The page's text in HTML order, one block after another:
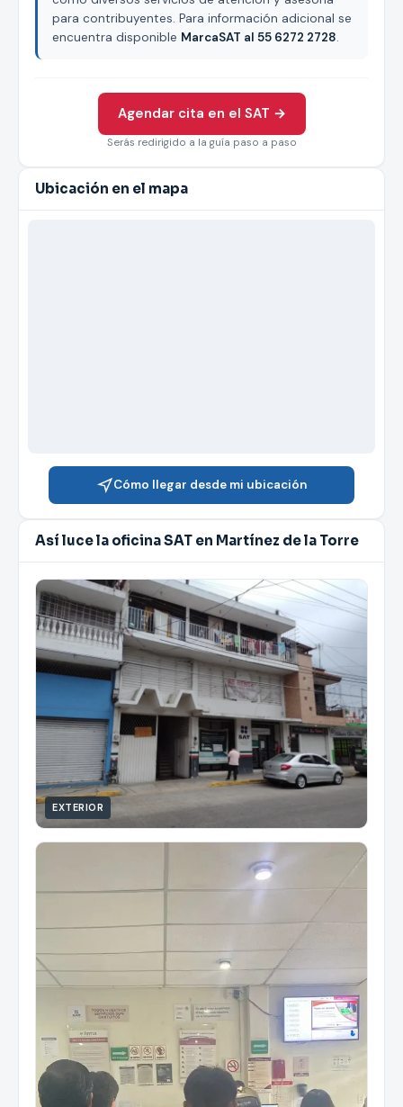
para contribuyentes. Para información adicional se
encuentra disponible MarcaSAT al 55 6272 2728.
Agendar cita en el SAT →
Serás redirigido a la guía paso a paso
Ubicación en el mapa
Cómo llegar desde mi ubicación
Así luce la oficina SAT en Martínez de la Torre
EXTERIOR